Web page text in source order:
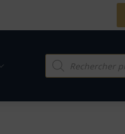
Recherche